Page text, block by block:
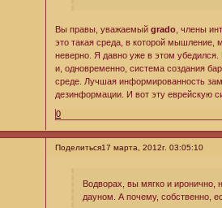
Вы правы, уважаемыйgrado , члены
это такая среда, в которой мышление,
неверно. Я давно уже в этом
и, одновременно, система создания
среде. Лучшая информированность
дезинформации. И вот эту еврейскую
0
Поделиться17 марта, 2012г. 03:05:10
Водворах, вы мягко и иронично,
дауном. А почему, собственно,